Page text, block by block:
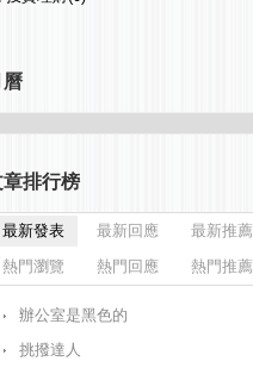
曆
章排行榜
最新發表 最新回應
最新推薦
熱門瀏覽
熱門回應 熱門推薦
辦公室是黑色的
挑撥達人